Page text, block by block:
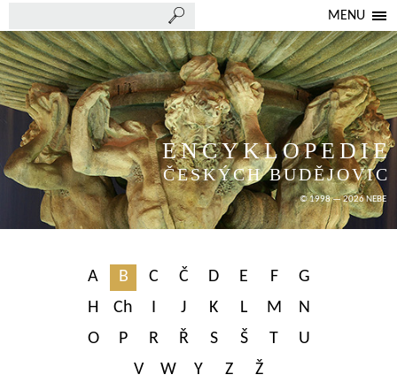
MENU
ENCYKLOPEDIE
ČESKÝCH BUDĚJOVIC
© 1998 — 2026 NEBE
A B C Č D E F
G
H
Ch I J K L M
N
O
P R Ř S Š T
U
V
W Y Z Ž